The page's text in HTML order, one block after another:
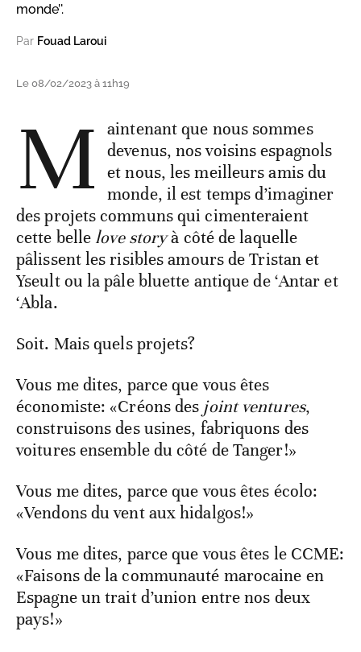
monde’'.
Par Fouad Laroui
Le 08/02/2023 à 11h19
M
aintenant que nous sommes
devenus, nos voisins espagnols
et nous, les meilleurs amis du
monde, il est temps d’imaginer
des projets communs qui cimenteraient
cette belle love storyà côté de laquelle
pâlissent les risibles amours de Tristan et
Yseult ou la pâle bluette antique de ‘Antar et
‘Abla.
Soit. Mais quels projets?
Vous me dites, parce que vous êtes
économiste: «Créons des joint ventures,
construisons des usines, fabriquons des
voitures ensemble du côté de Tanger!»
Vous me dites, parce que vous êtes écolo:
«Vendons du vent aux hidalgos!»
Vous me dites, parce que vous êtes le CCME:
«Faisons de la communauté marocaine en
Espagne un trait d’union entre nos deux
pays!»